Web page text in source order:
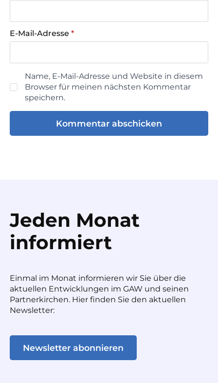
E-Mail-Adresse *
Name, E-Mail-Adresse und Website in diesem
Browser für meinen nächsten Kommentar
speichern.
Jeden Monat
informiert
Einmal im Monat informieren wir Sie über die
aktuellen Entwicklungen im GAW und seinen
Partnerkirchen. Hier finden Sie den aktuellen
Newsletter:
Newsletter abonnieren